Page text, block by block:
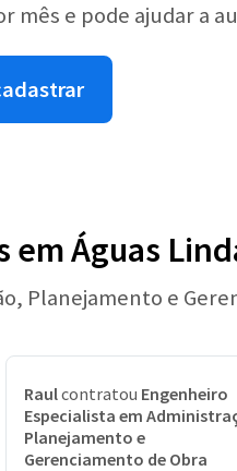
mês e pode ajudar a
Águas
Planejamento e
Raulcontratou Engenheiro
Especialista em
Planejamento e
Gerenciamento de Obra